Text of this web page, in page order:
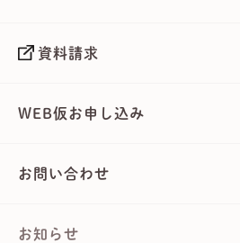
資料請求
WEB仮お申し込み
お問い合わせ
お知らせ